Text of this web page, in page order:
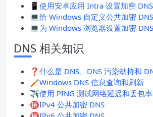
📱 使用安卓应用 Intra 设置加密 DNS
💻给 Windows 自定义公共加密 DNS
💻 为 Windows 浏览器设置加密 DNS
DNS 相关知识
❓ 什么是 DNS、DNS 污染劫持和
🪥Windows DNS 信息查询和刷新
✈️使用 PING 测试网络延迟和丢包率
㊙️IPv4 公共加密 DNS